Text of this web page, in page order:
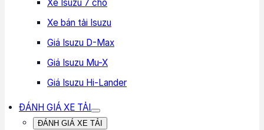
Xe Isuzu 7 chổ
Xe bán tải Isuzu
Giá Isuzu D-Max
Giá Isuzu Mu-X
Giá Isuzu Hi-Lander
ĐÁNH GIÁ XE TẢI
ĐÁNH GIÁ XE TẢI